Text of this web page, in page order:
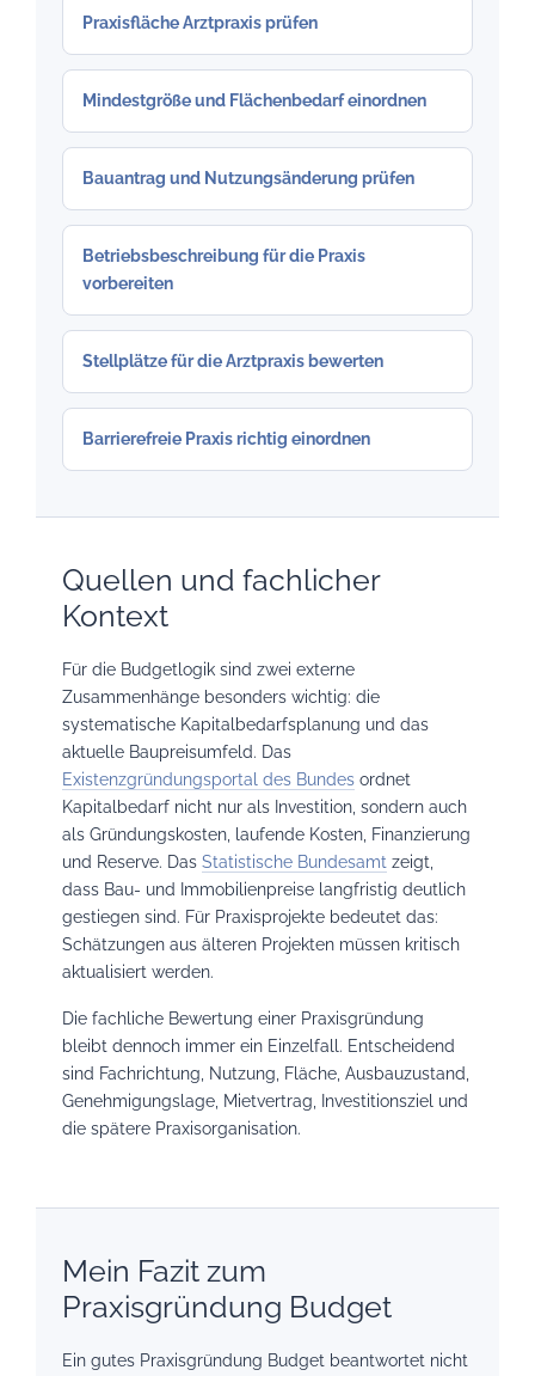
Praxisfläche Arztpraxis prüfen
Mindestgröße und Flächenbedarf einordnen
Bauantrag und Nutzungsänderung prüfen
Betriebsbeschreibung für die Praxis
vorbereiten
Stellplätze für die Arztpraxis bewerten
Barrierefreie Praxis richtig einordnen
Quellen und fachlicher
Kontext
Für die Budgetlogik sind zwei externe
Zusammenhänge besonders wichtig: die
systematische Kapitalbedarfsplanung und das
aktuelle Baupreisumfeld. Das
Existenzgründungsportal des Bundesordnet
Kapitalbedarf nicht nur als Investition, sondern auch
als Gründungskosten, laufende Kosten, Finanzierung
und Reserve. Das Statistische Bundesamt zeigt,
dass Bau- und Immobilienpreise langfristig deutlich
gestiegen sind. Für Praxisprojekte bedeutet das:
Schätzungen aus älteren Projekten müssen kritisch
aktualisiert werden.
Die fachliche Bewertung einer Praxisgründung
bleibt dennoch immer ein Einzelfall. Entscheidend
sind Fachrichtung, Nutzung, Fläche, Ausbauzustand,
Genehmigungslage, Mietvertrag, Investitionsziel und
die spätere Praxisorganisation.
Mein Fazit zum
Praxisgründung Budget
Ein gutes Praxisgründung Budget beantwortet nicht